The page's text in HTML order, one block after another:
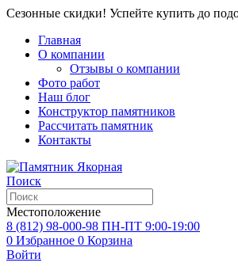
Сезонные скидки! Успейте купить до
Главная
О компании
Отзывы о компании
Фото работ
Наш блог
Конструктор памятников
Рассчитать памятник
Контакты
Поиск
Местоположение
8 (812) 98-000-98 ПН-ПТ 9:00-19:00
0 Избранное 0 Корзина
Войти